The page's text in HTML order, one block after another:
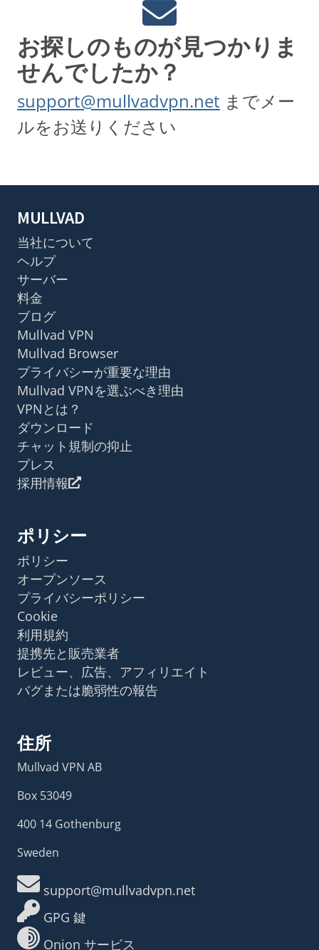
お探しのものが見つかりま
せんでしたか？
support@mullvadvpn.net までメー
ルをお送りください
MULLVAD
当社について
ヘルプ
サーバー
料金
ブログ
Mullvad VPN
Mullvad Browser
プライバシーが重要な理由
Mullvad VPNを選ぶべき理由
VPNとは？
ダウンロード
チャット規制の抑止
プレス
採用情報
ポリシー
ポリシー
オープンソース
プライバシーポリシー
Cookie
利用規約
提携先と販売業者
レビュー、広告、アフィリエイト
バグまたは脆弱性の報告
住所
Mullvad VPN AB
Box 53049
400 14 Gothenburg
Sweden
support@mullvadvpn.net
GPG 鍵
Onion サービス